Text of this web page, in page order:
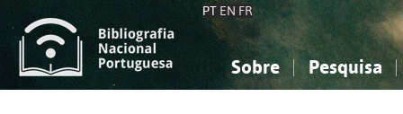
PT EN FR
Sobre Pesquisa